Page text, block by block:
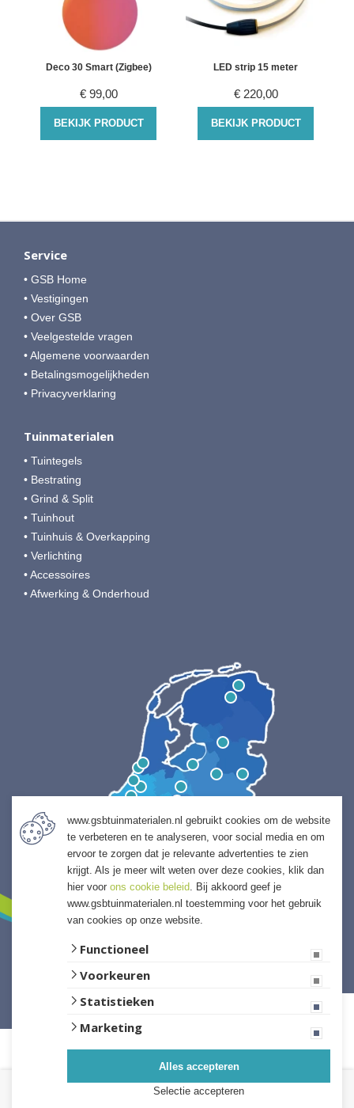
Kies de hoeveelheid
Deco 30 Smart (Zigbee)
€ 99,00
BEKIJK PRODUCT
LED strip 15 meter
€ 220,00
BEKIJK PRODUCT
Service
• GSB Home
• Vestigingen
• Over GSB
• Veelgestelde vragen
• Algemene voorwaarden
• Betalingsmogelijkheden
• Privacyverklaring
Tuinmaterialen
• Tuintegels
• Bestrating
• Grind & Split
• Tuinhout
• Tuinhuis & Overkapping
• Verlichting
• Accessoires
• Afwerking & Onderhoud
www.gsbtuinmaterialen.nl gebruikt cookies om de website
te verbeteren en te analyseren, voor social media en om
ervoor te zorgen dat je relevante advertenties te zien
krijgt. Als je meer wilt weten over deze cookies, klik dan
hier voor ons cookie beleid. Bij akkoord geef je
www.gsbtuinmaterialen.nl toestemming voor het gebruik
van cookies op onze website.
Functioneel
Voorkeuren
Statistieken
Marketing
Selectie accepteren
Alles accepteren